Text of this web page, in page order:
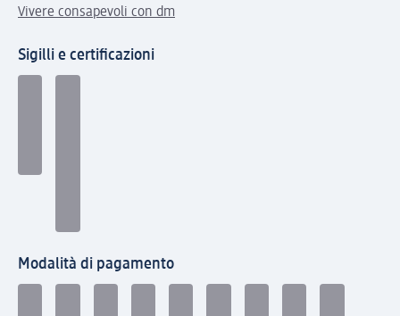
Vivere consapevoli con dm
Sigilli e certificazioni
Modalità di pagamento